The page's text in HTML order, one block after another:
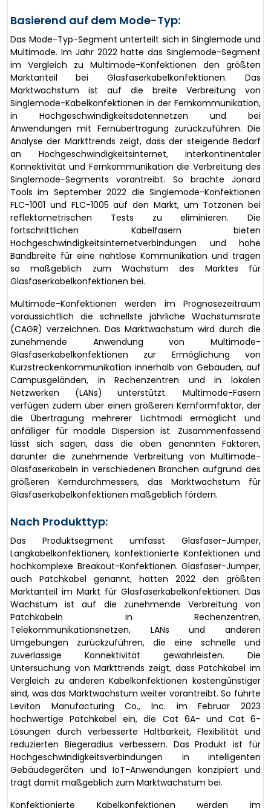
Basierend auf dem Mode-Typ:
Das Mode-Typ-Segment unterteilt sich in Singlemode und
Multimode. Im Jahr 2022 hatte das Singlemode-Segment
im Vergleich zu Multimode-Konfektionen den größten
Marktanteil bei Glasfaserkabelkonfektionen. Das
Marktwachstum ist auf die breite Verbreitung von
Singlemode-Kabelkonfektionen in der Fernkommunikation,
in Hochgeschwindigkeitsdatennetzen und bei
Anwendungen mit Fernübertragung zurückzuführen. Die
Analyse der Markttrends zeigt, dass der steigende Bedarf
an Hochgeschwindigkeitsinternet, interkontinentaler
Konnektivität und Fernkommunikation die Verbreitung des
Singlemode-Segments vorantreibt. So brachte Jonard
Tools im September 2022 die Singlemode-Konfektionen
FLC-1001 und FLC-1005 auf den Markt, um Totzonen bei
reflektometrischen Tests zu eliminieren. Die
fortschrittlichen Kabelfasern bieten
Hochgeschwindigkeitsinternetverbindungen und hohe
Bandbreite für eine nahtlose Kommunikation und tragen
so maßgeblich zum Wachstum des Marktes für
Glasfaserkabelkonfektionen bei.
Multimode-Konfektionen werden im Prognosezeitraum
voraussichtlich die schnellste jährliche Wachstumsrate
(CAGR) verzeichnen. Das Marktwachstum wird durch die
zunehmende Anwendung von Multimode-
Glasfaserkabelkonfektionen zur Ermöglichung von
Kurzstreckenkommunikation innerhalb von Gebäuden, auf
Campusgeländen, in Rechenzentren und in lokalen
Netzwerken (LANs) unterstützt. Multimode-Fasern
verfügen zudem über einen größeren Kernformfaktor, der
die Übertragung mehrerer Lichtmodi ermöglicht und
anfälliger für modale Dispersion ist. Zusammenfassend
lässt sich sagen, dass die oben genannten Faktoren,
darunter die zunehmende Verbreitung von Multimode-
Glasfaserkabeln in verschiedenen Branchen aufgrund des
größeren Kerndurchmessers, das Marktwachstum für
Glasfaserkabelkonfektionen maßgeblich fördern.
Nach Produkttyp:
Das Produktsegment umfasst Glasfaser-Jumper,
Langkabelkonfektionen, konfektionierte Konfektionen und
hochkomplexe Breakout-Konfektionen. Glasfaser-Jumper,
auch Patchkabel genannt, hatten 2022 den größten
Marktanteil im Markt für Glasfaserkabelkonfektionen. Das
Wachstum ist auf die zunehmende Verbreitung von
Patchkabeln in Rechenzentren,
Telekommunikationsnetzen, LANs und anderen
Umgebungen zurückzuführen, die eine schnelle und
zuverlässige Konnektivität gewährleisten. Die
Untersuchung von Markttrends zeigt, dass Patchkabel im
Vergleich zu anderen Kabelkonfektionen kostengünstiger
sind, was das Marktwachstum weiter vorantreibt. So führte
Leviton Manufacturing Co., Inc. im Februar 2023
hochwertige Patchkabel ein, die Cat 6A- und Cat 6-
Lösungen durch verbesserte Haltbarkeit, Flexibilität und
reduzierten Biegeradius verbessern. Das Produkt ist für
Hochgeschwindigkeitsverbindungen in intelligenten
Gebäudegeräten und IoT-Anwendungen konzipiert und
trägt damit maßgeblich zum Marktwachstum bei.
Konfektionierte Kabelkonfektionen werden im